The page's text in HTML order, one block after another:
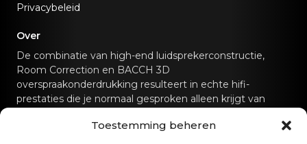
Toestemming beheren
Privacybeleid
Over
De combinatie van high-end luidsprekerconstructie,
Room Correction en BACCH 3D
overspraakonderdrukking resulteert in echte hifi-
prestaties die je normaal gesproken alleen krijgt van